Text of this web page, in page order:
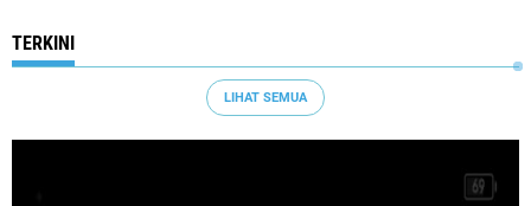
TERKINI
LIHAT SEMUA